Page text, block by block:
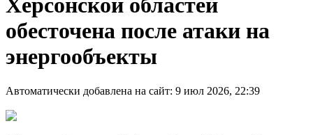
Херсонской областей
обесточена после атаки на
энергообъекты
Автоматически добавлена на сайт: 9 июл 2026, 22:39